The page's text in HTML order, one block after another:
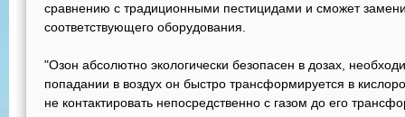
сравнению с традиционными пестицидами и сможет
соответствующего оборудования.
"Озон абсолютно экологически безопасен в дозах,
попадании в воздух он быстро трансформируется в
не контактировать непосредственно с газом до его